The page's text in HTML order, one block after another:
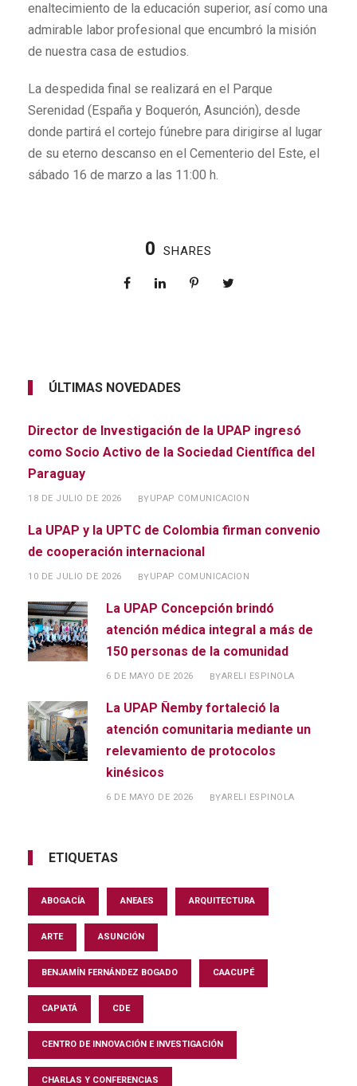
enaltecimiento de la educación superior, así como una
admirable labor profesional que encumbró la misión
de nuestra casa de estudios.
La despedida final se realizará en el Parque
Serenidad (España y Boquerón, Asunción), desde
donde partirá el cortejo fúnebre para dirigirse al lugar
de su eterno descanso en el Cementerio del Este, el
sábado 16 de marzo a las 11:00 h.
0 SHARES
ÚLTIMAS NOVEDADES
Director de Investigación de la UPAP ingresó
como Socio Activo de la Sociedad Científica del
Paraguay
18 DE JULIO DE 2026 BYUPAP COMUNICACION
La UPAP y la UPTC de Colombia firman convenio
de cooperación internacional
10 DE JULIO DE 2026 BYUPAP COMUNICACION
La UPAP Concepción brindó
atención médica integral a más de
150 personas de la comunidad
6 DE MAYO DE 2026 BYARELI ESPINOLA
La UPAP Ñemby fortaleció la
atención comunitaria mediante un
relevamiento de protocolos
kinésicos
6 DE MAYO DE 2026 BYARELI ESPINOLA
ETIQUETAS
ABOGACÍA ANEAES ARQUITECTURA
ARTE ASUNCIÓN
BENJAMÍN FERNÁNDEZ BOGADO CAACUPÉ
CAPIATÁ CDE
CENTRO DE INNOVACIÓN E INVESTIGACIÓN
CHARLAS Y CONFERENCIAS